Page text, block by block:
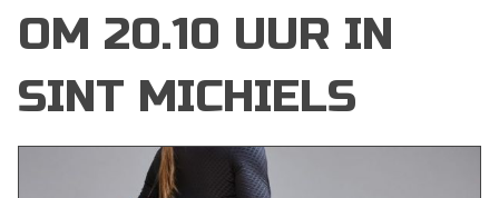
OM 20.10 UUR IN
SINT MICHIELS